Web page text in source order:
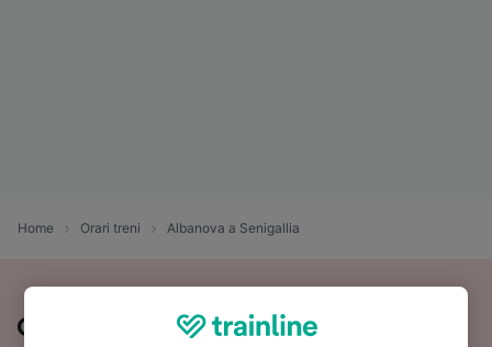
Home Orari treni Albanova a Senigallia
Come viaggiare in treno da Albanova